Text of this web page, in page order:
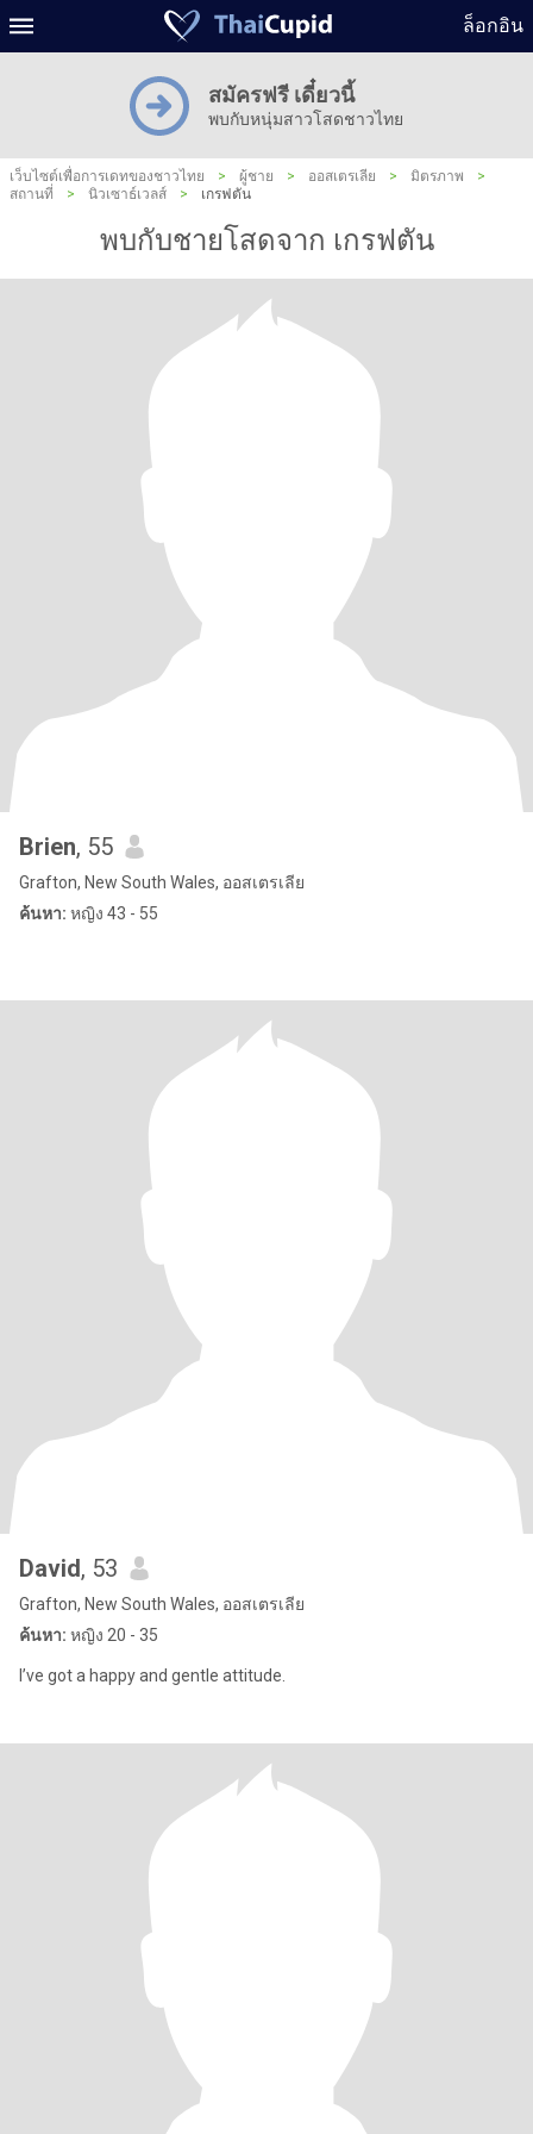
ล็อกอิน
สมัครฟรี เดี๋ยวนี้
พบกับหนุ่มสาวโสดชาวไทย
เว็บไซต์เพื่อการเดทของชาวไทย > ผู้ชาย > ออสเตรเลีย > มิตรภาพ
>
สถานที่
> นิวเซาธ์เวลส์ > เกรฟตัน
พบกับชายโสดจาก เกรฟตัน
Brien, 55
Grafton, New South Wales, ออสเตรเลีย
ค้นหา: หญิง 43 - 55
David, 53
Grafton, New South Wales, ออสเตรเลีย
ค้นหา: หญิง 20 - 35
I’ve got a happy and gentle attitude.